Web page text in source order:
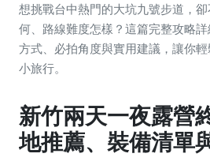
想挑戰台中熱門的大坑九號步道，
何、路線難度怎樣？這篇完整攻略
方式、必拍角度與實用建議，讓你
小旅行。
新竹兩天一夜露營
地推薦、裝備清單